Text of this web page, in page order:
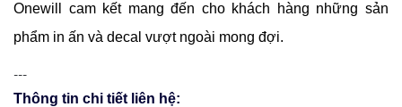
Onewill cam kết mang đến cho khách hàng những sản
phẩm in ấn và decal vượt ngoài mong đợi.
---
Thông tin chi tiết liên hệ: